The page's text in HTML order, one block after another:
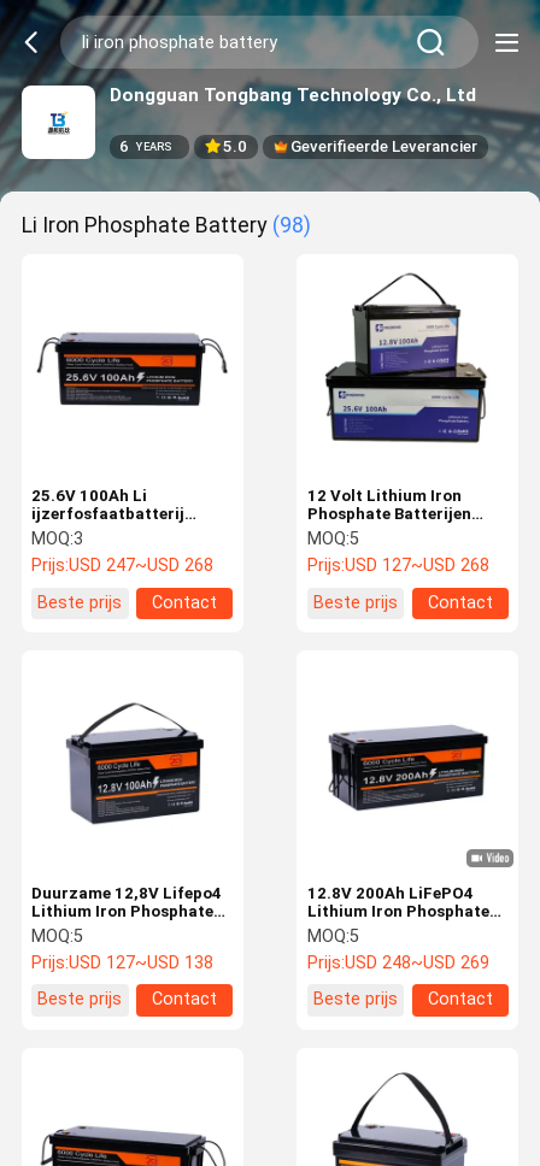
Dongguan Tongbang Technology Co., Ltd
6 YEARS 5.0 Geverifieerde Leverancier
Li Iron Phosphate Battery (98)
25.6V 100Ah Li
ijzerfosfaatbatterij
continue
energievoorziening
LiFePO4 batterij
MOQ:3
Prijs:USD 247~USD 268
Beste prijs
Contact
12 Volt Lithium Iron
Phosphate Batterijen
Uitstekende
temperatuurtolerantie
voor maritiem gebruik
MOQ:5
Prijs:USD 127~USD 268
Beste prijs
Contact
Duurzame 12,8V Lifepo4
Lithium Iron Phosphate
Battery 100Ah Zonne-
opslagbatterij
MOQ:5
Prijs:USD 127~USD 138
Beste prijs
Contact
12.8V 200Ah LiFePO4
Lithium Iron Phosphate
Battery Langdurige
levensduur Verbeterde
veiligheid
MOQ:5
Prijs:USD 248~USD 269
Beste prijs
Contact